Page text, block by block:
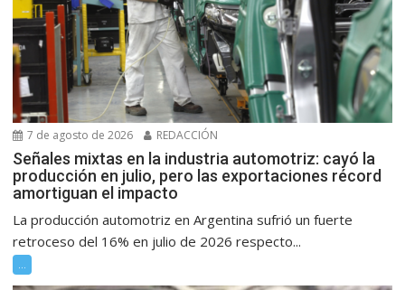
7 de agosto de 2026 REDACCIÓN
Señales mixtas en la industria automotriz: cayó la
producción en julio, pero las exportaciones récord
amortiguan el impacto
La producción automotriz en Argentina sufrió un fuerte
retroceso del 16% en julio de 2026 respecto...